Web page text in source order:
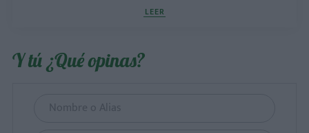
LEER
Y tú ¿Qué opinas?